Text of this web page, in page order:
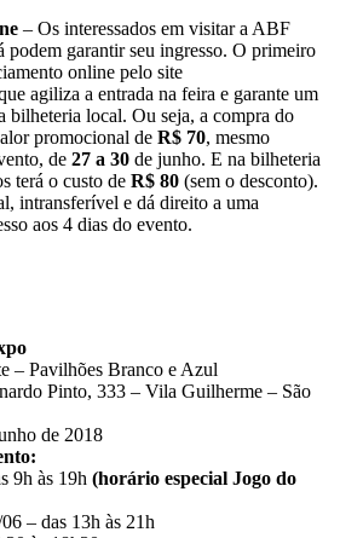
– Os interessados em visitar a ABF
garantir seu ingresso. O primeiro
online pelo site
agiliza a entrada na feira e garante um
bilheteria local. Ou seja, a compra do
promocional de R$ 70, mesmo
de 27 a 30 de junho. E na bilheteria
terá o custo de R$ 80 (sem o desconto).
intransferível e dá direito a uma
aos 4 dias do evento.
– Pavilhões Branco e Azul
Pinto, 333 – Vila Guilherme – São
de 2018
9h às 19h (horário especial Jogo do
– das 13h às 21h